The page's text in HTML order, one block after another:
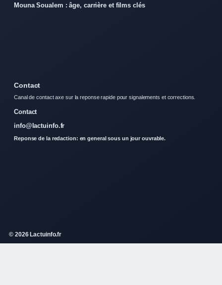
Mouna Soualem : âge, carrière et films clés
Contact
Canal de contact axe sur la reponse rapide pour signalements et corrections.
Contact
info@lactuinfo.fr
Reponse de la redaction: en general sous un jour ouvrable.
© 2026 Lactuinfo.fr